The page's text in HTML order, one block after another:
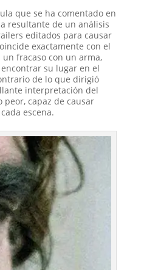
que se ha comentado en
resultante de un análisis
editados para causar
exactamente con el
fracaso con un arma,
su lugar en el
de lo que dirigió
interpretación del
peor, capaz de causar
escena.